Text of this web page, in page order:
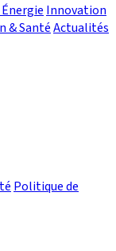
Innovation
& SantéActualités
Politique de